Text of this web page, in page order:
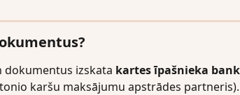
dokumentus izskata kartes īpašnieka
karšu maksājumu apstrādes partneris).